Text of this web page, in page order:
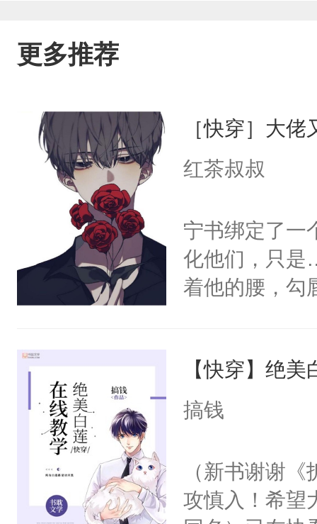
更多推荐
［快穿］大
红茶叔叔
宁书绑定了一
化他们，只是
着他的腰，勾
来，给老公
用力——为你
【快穿】绝
搞钱
（新书谢谢
攻慎入！希望